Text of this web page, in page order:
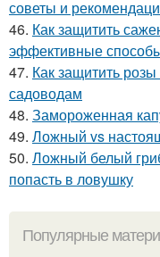
советы и
46. Как защитить
эффективные
47. Как защитить
садоводам
48. Замороженная
49. Ложный vs
50. Ложный белый
попасть в ловушку
Популярные